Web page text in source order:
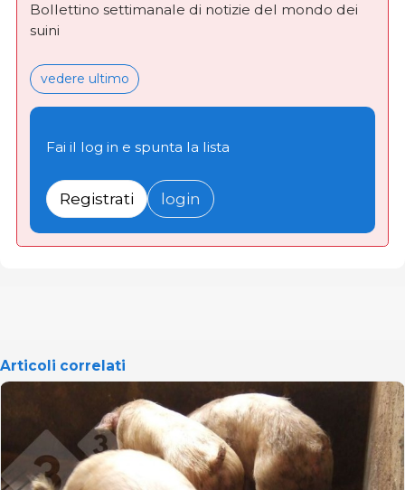
Bollettino settimanale di notizie del mondo dei
suini
vedere ultimo
Fai il log in e spunta la lista
Registrati login
Articoli correlati